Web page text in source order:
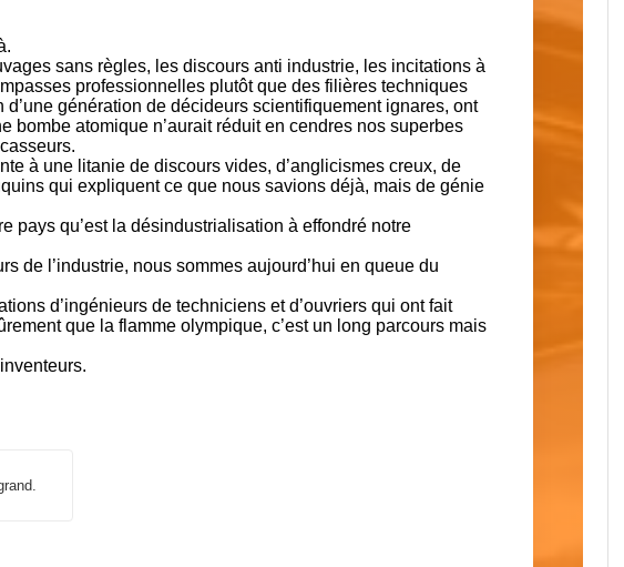
sans règles, les discours anti industrie, les incitations à
professionnelles plutôt que des filières techniques
génération de décideurs scientifiquement ignares, ont
bombe atomique n’aurait réduit en cendres nos superbes
à une litanie de discours vides, d’anglicismes creux, de
qui expliquent ce que nous savions déjà, mais de génie
pays qu’est la désindustrialisation à effondré notre
de l’industrie, nous sommes aujourd’hui en queue du
d’ingénieurs de techniciens et d’ouvriers qui ont fait
que la flamme olympique, c’est un long parcours mais